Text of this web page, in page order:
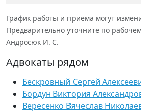
График работы и приема могут
Предварительно уточните по
Андросюк И. С.
Адвокаты рядом
Бескровный Сергей
Бордун Виктория
Вересенко Вячеслав